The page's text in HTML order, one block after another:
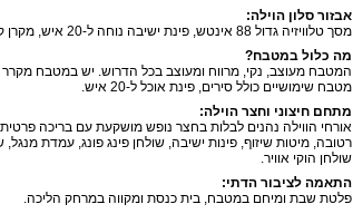
אבזור סלון הוילה:
מסך טלוויזיה גדול 88 אינטש, פינת ישיבה נוחה ל-20 איש, מקרן קול, שולחן סלון.
מה כלול במטבח?
מטבח שימושיים כולל סירים, פינת אוכל ל-20 איש.
מתחם חיצוני וחצר הוילה:
שולחן הוקי אוויר.
התאמה לציבור הדתי:
פלטת שבת ומיחם במטבח, בית כנסת ומקווה במרחק הליכה.